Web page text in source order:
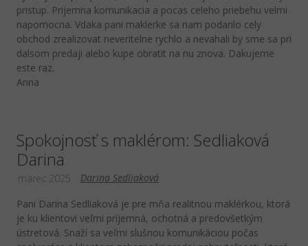
pristup. Prijemna komunikacia a pocas celeho priebehu velmi
napomocna. Vdaka pani maklerke sa nam podarilo cely
obchod zrealizovat neveritelne rychlo a nevahali by sme sa pri
dalsom predaji alebo kupe obratit na nu znova. Dakujeme
este raz.
Anna
Spokojnosť s maklérom: Sedliaková
Darina
Darina Sedliaková
marec 2025
Pani Darina Sedliaková je pre mňa realitnou maklérkou, ktorá
je ku klientovi veľmi príjemná, ochotná a predovšetkým
ústretová. Snaží sa veľmi slušnou komunikáciou počas